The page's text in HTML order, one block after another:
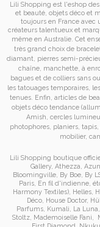
Lili Shopping est l'eshop
et beauté, objets déco et
toujours en France avec
créateurs talentueux et
même en Australie. Cet
très grand choix de
diamant, pierres semi-
chaîne, manchette, à
bagues et de colliers sans
les tatouages temporaires,
tenues. Enfin, articles de
objets déco tendance
Amish , cercles
photophores, planiers,
mobilier,
Lili Shopping boutique
Gallery, Athezza
Bloomingville By Boe By
Paris, En fil d'indienne,
Harmony Textiles), Helles
Déco, House Doctor,
Parfums, Kumali La Luna
Stoltz, Mademoiselle Fani